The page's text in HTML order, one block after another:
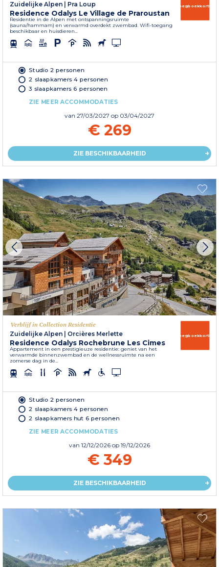
Zuidelijke Alpen
Pra Loup
Residence Odalys Le Village de Praroustan
Residentie in de Alpen met ontspanningsruimte
(sauna/hammam) en verwarmd overdekt zwembad. Wifi-toegang
beschikbaar en huisdieren...
Vroegboekkorting
Studio 2 personen
2 slaapkamers 4 personen
3 slaapkamers 6 personen
ZIE MEER ACCOMMODATIES
van 27/03/2027 op 03/04/2027
€ 269
ZIE BESCHIKBAARHEID
Verblijf in Collection Residentie
Zuidelijke Alpen | Orcières Merlette
Residence Odalys Rochebrune Les Cimes
Appartement in een prestigieuze residentie: geniet van het
verwarmde binnenzwembad en de wellnessruimte na een
zomerse dag in de...
Vroegboekkorting
Studio 2 personen
2 slaapkamers 4 personen
2 slaapkamers hut 6 personen
ZIE MEER ACCOMMODATIES
van 12/12/2026 op 19/12/2026
€ 349
ZIE BESCHIKBAARHEID